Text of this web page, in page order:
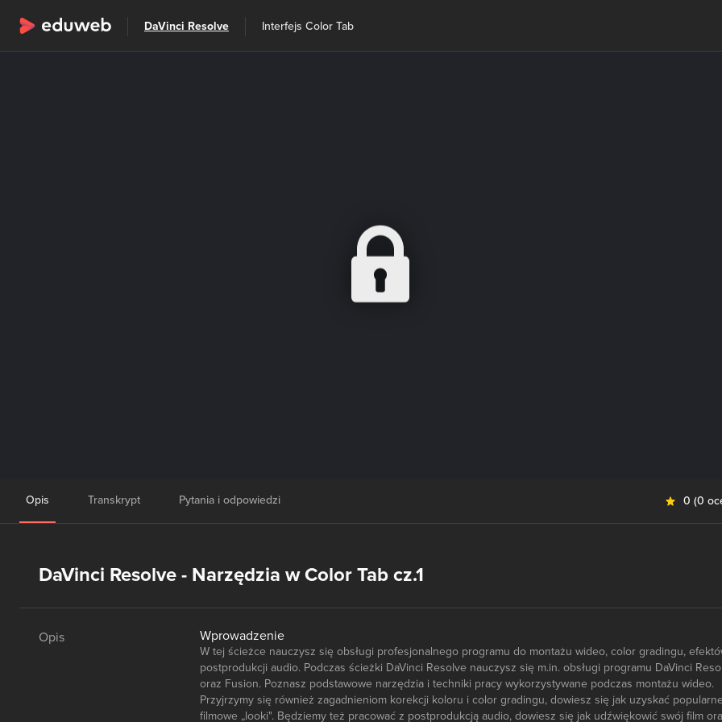
Wszystkie kategorie Szkolenia
DaVinci Resolve Interfejs Color Tab
Opis Transkrypt Pytania i odpowiedzi 0 (0
DaVinci Resolve - Narzędzia w Color Tab cz.1
Opis Wprowadzenie
W tej ścieżce nauczysz się obsługi profesjonalnego programu do montażu wideo, color gradingu,
postprodukcji audio. Podczas ścieżki DaVinci Resolve nauczysz się m.in. obsługi programu DaVinci
oraz Fusion. Poznasz podstawowe narzędzia i techniki pracy wykorzystywane podczas montażu wideo.
Przyjrzymy się również zagadnieniom korekcji koloru i color gradingu, dowiesz się jak uzyskać popularne
filmowe „looki". Będziemy też pracować z postprodukcją audio, dowiesz się jak udźwiękowić swój film